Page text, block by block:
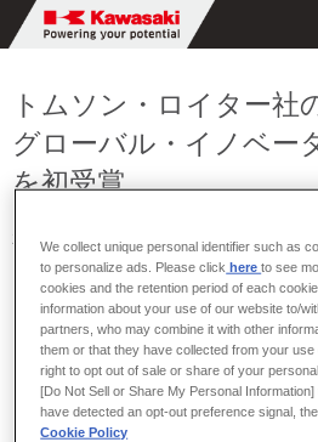
トムソン・ロイター社
グローバル・イノベー
を初受賞
2015年12月29日
当社は、トムソン・ロイター社が主催
００ グローバル・イノベーター」に初
にトロフィーを授与されました。
「ＴＯＰ１００ グローバル・イノベー
ビス企業であるトムソン・ロイター社
に知的財産・特許動向を分析し、世界
We collect unique personal identifier such as
to personalize ads. Please click hereto see
cookies and the retention period of each
information about your use of our website to/
partners, who may combine it with other
them or that they have collected from your
right to opt out of sale or share of your
[Do Not Sell or Share My Personal
have detected an opt-out preference signal,
Cookie Policy